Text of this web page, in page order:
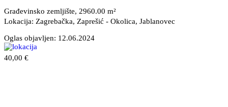
Građevinsko zemljište, 2960.00 m²
Lokacija: Zagrebačka, Zaprešić - Okolica, Jablanovec
Oglas objavljen: 12.06.2024
40,00 €